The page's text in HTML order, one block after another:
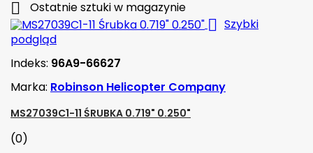
 Ostatnie sztuki w magazynie
 Szybki
podgląd
Indeks: 96A9-66627
Marka: Robinson Helicopter Company
MS27039C1-11 ŚRUBKA 0.719" 0.250"
(0)